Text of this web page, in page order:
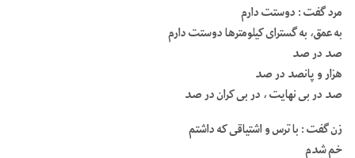
مرد گفت : دوستت دارم
به عمق، به گسترای کیلومترها دوستت دارم
صد در صد
هزار و پانصد در صد
صد در بی نهایت ، در بی کران در صد
زن گفت : با ترس و اشتیاقی که داشتم
خم شدم